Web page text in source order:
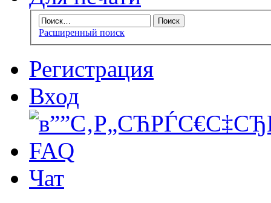
Расширенный поиск
Регистрация
Вход
FAQ
Чат